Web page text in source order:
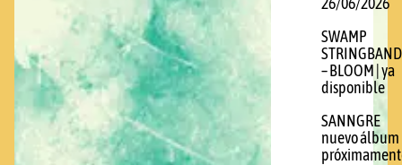
26/06/2026
SWAMP
STRINGBAND
– BLOOM | ya
disponible
SANNGRE
nuevo álbum